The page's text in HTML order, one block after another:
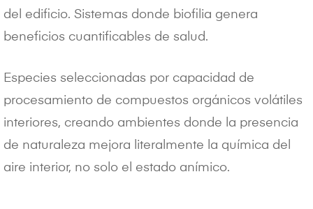
del edificio. Sistemas donde biofilia genera
beneficios cuantificables de salud.
Especies seleccionadas por capacidad de
procesamiento de compuestos orgánicos volátiles
interiores, creando ambientes donde la presencia
de naturaleza mejora literalmente la química del
aire interior, no solo el estado anímico.